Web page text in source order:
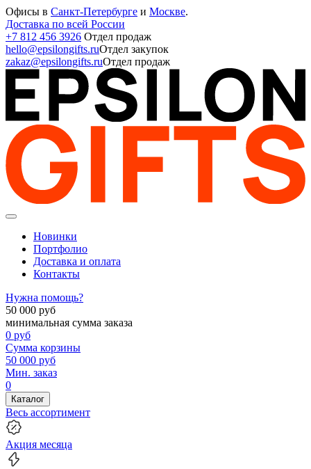
Офисы в Санкт-Петербурге и Москве.
Доставка по всей России
+7 812 456 3926 Отдел продаж
hello@epsilongifts.ruОтдел закупок
zakaz@epsilongifts.ruОтдел продаж
Новинки
Портфолио
Доставка и оплата
Контакты
Нужна помощь?
50 000 руб
минимальная сумма заказа
0 руб
Сумма корзины
50 000 руб
Мин. заказ
0
Каталог
Весь ассортимент
Акция месяца